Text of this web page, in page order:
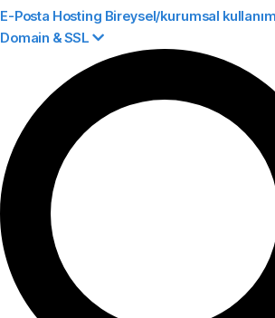
E-Posta Hosting Bireysel/kurumsal
Domain & SSL